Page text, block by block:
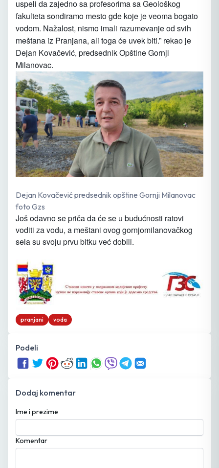
uspeli da zajedno sa profesorima sa Geološkog
fakulteta sondiramo mesto gde koje je veoma bogato
vodom. Nažalost, nismo imali razumevanje od svih
meštana iz Pranjana, ali toga će uvek biti.” rekao je
Dejan Kovačević, predsednik Opštine Gornji
Milanovac.
Dejan Kovačević predsednik opštine Gornji Milanovac
foto Gzs
Još odavno se priča da će se u budućnosti ratovi
voditi za vodu, a meštani ovog gornjomilanovačkog
sela su svoju prvu bitku već dobili.
pranjani voda
Podeli
Dodaj komentar
Ime i prezime
Komentar